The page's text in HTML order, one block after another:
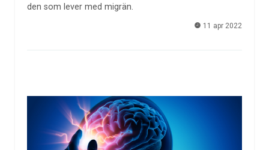
den som lever med migrän.
11 apr 2022